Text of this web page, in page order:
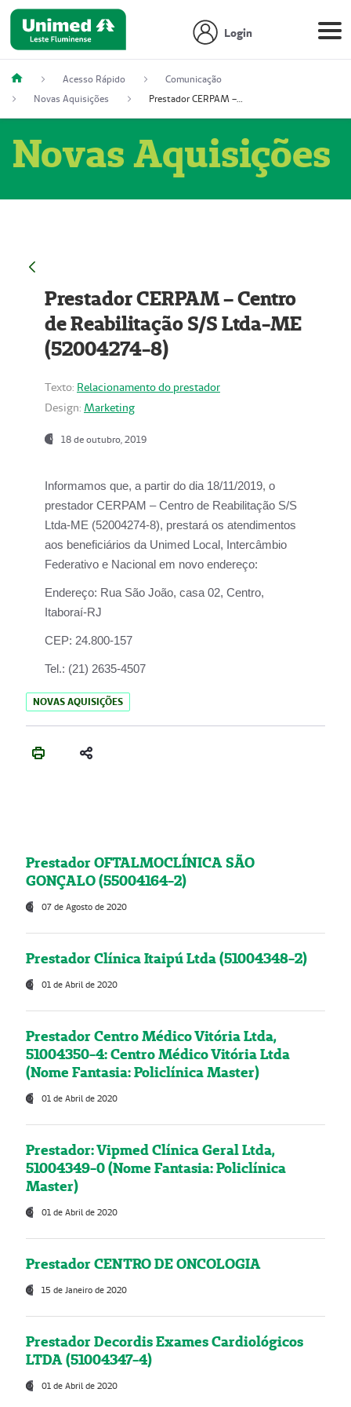
Login
Acesso Rápido
Comunicação
Novas Aquisições
Prestador CERPAM – Centro de Reabilitação S/S Ltda-ME (52004274-8)
Novas Aquisições
Prestador CERPAM – Centro
de Reabilitação S/S Ltda-ME
(52004274-8)
Texto: Relacionamento do prestador
Design: Marketing
18 de outubro, 2019
Informamos que, a partir do dia 18/11/2019, o
prestador CERPAM – Centro de Reabilitação S/S
Ltda-ME (52004274-8), prestará os atendimentos
aos beneficiários da Unimed Local, Intercâmbio
Federativo e Nacional em novo endereço:
Endereço: Rua São João, casa 02, Centro,
Itaboraí-RJ
CEP: 24.800-157
Tel.: (21) 2635-4507
NOVAS AQUISIÇÕES
Prestador OFTALMOCLÍNICA SÃO
GONÇALO (55004164-2)
07 de Agosto de 2020
Prestador Clínica Itaipú Ltda (51004348-2)
01 de Abril de 2020
Prestador Centro Médico Vitória Ltda,
51004350-4: Centro Médico Vitória Ltda
(Nome Fantasia: Policlínica Master)
01 de Abril de 2020
Prestador: Vipmed Clínica Geral Ltda,
51004349-0 (Nome Fantasia: Policlínica
Master)
01 de Abril de 2020
Prestador CENTRO DE ONCOLOGIA
15 de Janeiro de 2020
Prestador Decordis Exames Cardiológicos
LTDA (51004347-4)
01 de Abril de 2020